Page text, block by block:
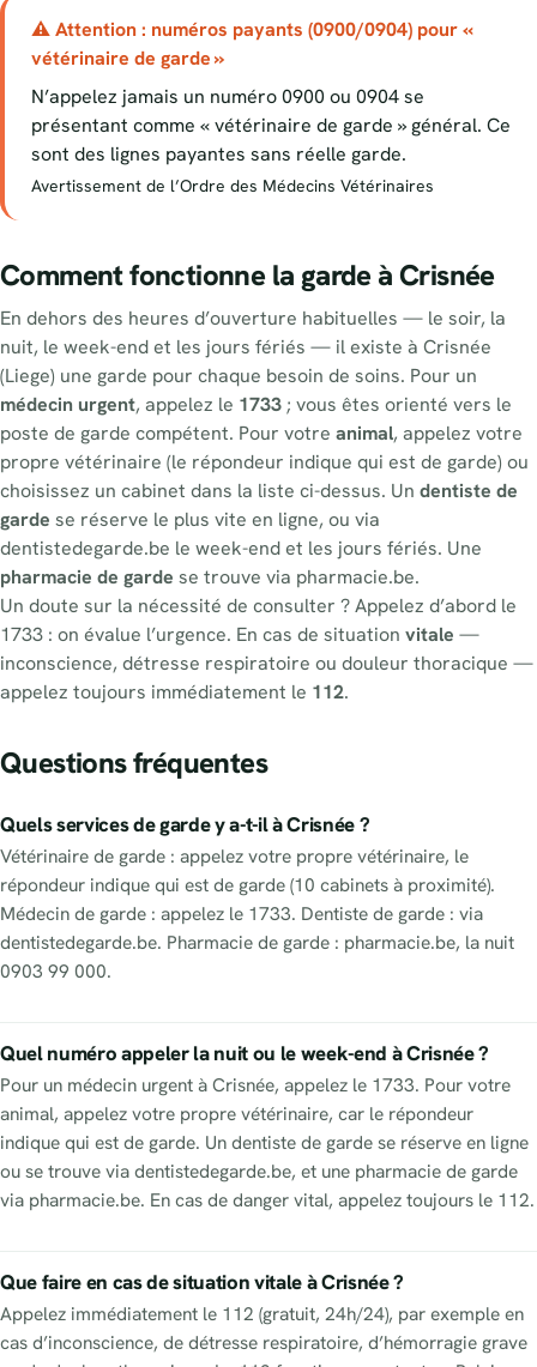
⚠ Attention : numéros payants (0900/0904) pour «
vétérinaire de garde »
N’appelez jamais un numéro 0900 ou 0904 se
présentant comme « vétérinaire de garde » général. Ce
sont des lignes payantes sans réelle garde.
Avertissement de l’Ordre des Médecins Vétérinaires
Comment fonctionne la garde à Crisnée
En dehors des heures d’ouverture habituelles — le soir, la
nuit, le week-end et les jours fériés — il existe à Crisnée
(Liege) une garde pour chaque besoin de soins. Pour un
médecin urgent, appelez le 1733; vous êtes orienté vers le
poste de garde compétent. Pour votre animal, appelez votre
propre vétérinaire (le répondeur indique qui est de garde) ou
choisissez un cabinet dans la liste ci-dessus. Un dentiste de
garde se réserve le plus vite en ligne, ou via
dentistedegarde.be le week-end et les jours fériés. Une
pharmacie de garde se trouve via pharmacie.be.
Un doute sur la nécessité de consulter ? Appelez d’abord le
1733 : on évalue l’urgence. En cas de situation vitale —
inconscience, détresse respiratoire ou douleur thoracique —
appelez toujours immédiatement le 112.
Questions fréquentes
Quels services de garde y a-t-il à Crisnée ?
Vétérinaire de garde : appelez votre propre vétérinaire, le
répondeur indique qui est de garde (10 cabinets à proximité).
Médecin de garde : appelez le 1733. Dentiste de garde : via
dentistedegarde.be. Pharmacie de garde : pharmacie.be, la nuit
0903 99 000.
Quel numéro appeler la nuit ou le week-end à Crisnée ?
Pour un médecin urgent à Crisnée, appelez le 1733. Pour votre
animal, appelez votre propre vétérinaire, car le répondeur
indique qui est de garde. Un dentiste de garde se réserve en ligne
ou se trouve via dentistedegarde.be, et une pharmacie de garde
via pharmacie.be. En cas de danger vital, appelez toujours le 112.
Que faire en cas de situation vitale à Crisnée ?
Appelez immédiatement le 112 (gratuit, 24h/24), par exemple en
cas d’inconscience, de détresse respiratoire, d’hémorragie grave